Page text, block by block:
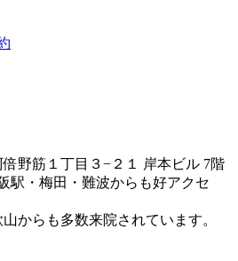
野筋１丁目３−２１ 岸本ビル 7階
駅・梅田・難波からも好アクセ
からも多数来院されています。